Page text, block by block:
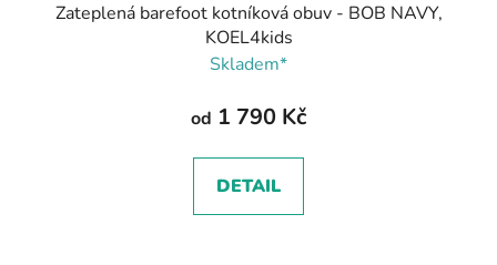
Zateplená barefoot kotníková obuv - BOB NAVY,
KOEL4kids
Skladem*
od 1 790 Kč
DETAIL